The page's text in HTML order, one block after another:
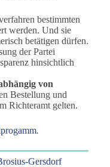
bestimmten
werden. Und sie
betätigen dürfen.
der Partei
hinsichtlich
von
Bestellung und
Richteramt gelten.
.
Gersdorf